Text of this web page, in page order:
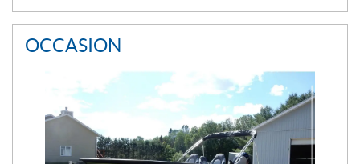
OCCASION